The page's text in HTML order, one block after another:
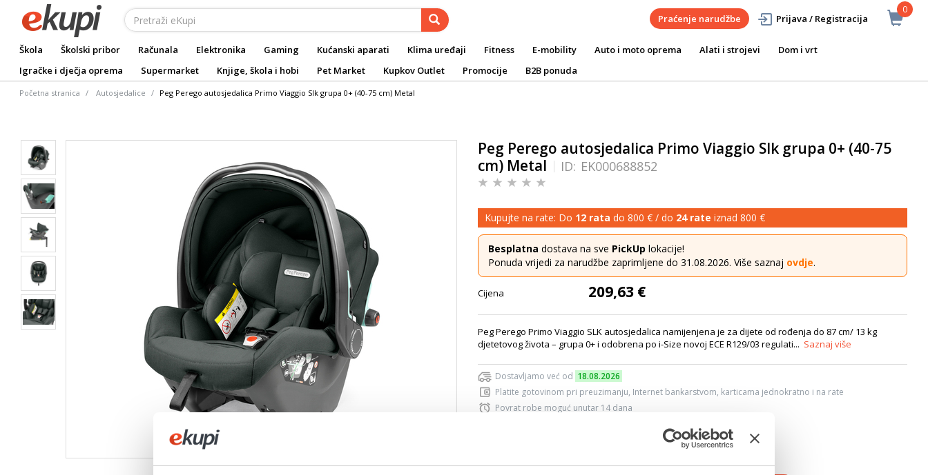
0
Praćenje narudžbe Prijava / Registracija
Škola Školski pribor Računala Elektronika Gaming Kućanski aparati Klima uređaji Fitness E-mobility Auto i moto oprema Alati i strojevi
Dom i vrt
Igračke i dječja oprema
Supermarket Knjige, škola i hobi Pet Market Kupkov Outlet Promocije B2B ponuda
Početna stranica Autosjedalice Peg Perego autosjedalica Primo Viaggio Slk grupa 0+ (40-75 cm) Metal
Peg Perego autosjedalica Primo Viaggio Slk grupa 0+ (40-75
cm) Metal
ID: EK000688852
Kupujte na rate: Do 12 rata do 800 € / do 24 rate iznad 800 €
Besplatna dostava na sve PickUp lokacije!
Ponuda vrijedi za narudžbe zaprimljene do 31.08.2026. Više saznaj ovdje.
Cijena 209,63 €
Peg Perego Primo Viaggio SLK autosjedalica namijenjena je za dijete od rođenja do 87 cm/ 13 kg
djetetovog života – grupa 0+ i odobrena po i-Size novoj ECE R129/03 regulati... Saznaj više
Dostavljamo već od 18.08.2026
Platite gotovinom pri preuzimanju, Internet bankarstvom, karticama jednokratno i na rate
Povrat robe moguć unutar 14 dana